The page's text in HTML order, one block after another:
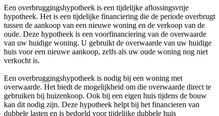
Een overbruggingshypotheek is een tijdelijke aflossingsvrije
hypotheek. Het is een tijdelijke financiering die de periode overbrugt
tussen de aankoop van een nieuwe woning en de verkoop van de
oude. Deze hypotheek is een voorfinanciering van de overwaarde
van uw huidige woning. U gebruikt de overwaarde van uw huidige
huis voor een nieuwe aankoop, zelfs als uw oude woning nog niet
verkocht is.
Een overbruggingshypotheek is nodig bij een woning met
overwaarde. Het biedt de mogelijkheid om die overwaarde direct te
gebruiken bij huizenkoop. Ook bij een eigen huis tijdens de bouw
kan dit nodig zijn. Deze hypotheek helpt bij het financieren van
dubbele lasten en is bedoeld voor tijdelijke dubbele huis